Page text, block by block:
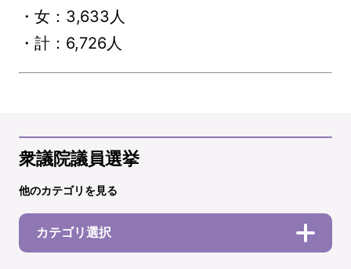
・女：3,633人
・計：6,726人
衆議院議員選挙
他のカテゴリを見る
カテゴリ選択